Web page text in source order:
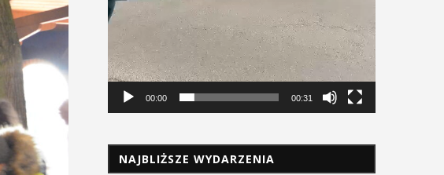
00:00 00:31
NAJBLIŻSZE WYDARZENIA